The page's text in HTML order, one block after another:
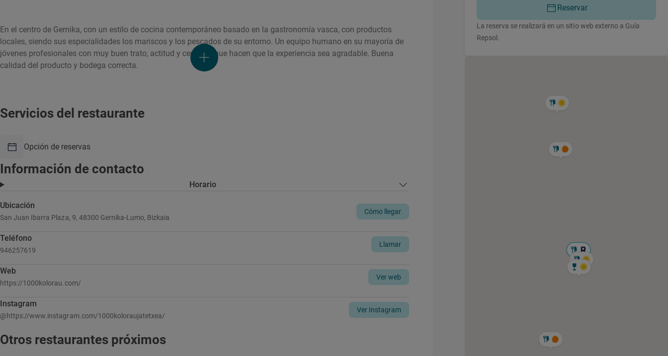
En el centro de Gernika, con un estilo de cocina contemporáneo basado en la gastronomía vasca, con productos
locales, siendo sus especialidades los mariscos y los pescados de su entorno. Un equipo humano en su mayoría de
jóvenes profesionales con muy buen trato, actitud y cercanía que hacen que la experiencia sea agradable. Buena
calidad del producto y bodega correcta.
Servicios del restaurante
Opción de reservas
Información de contacto
Horario
Ubicación
San Juan Ibarra Plaza, 9, 48300 Gernika-Lumo, Bizkaia
Cómo llegar
Teléfono
946257619
Llamar
Web
https://1000kolorau.com/
Ver web
Instagram
@https://www.instagram.com/1000koloraujatetxea/
Ver Instagram
Otros restaurantes próximos
Reservar
La reserva se realizará en un sitio web externo a Guía
Repsol.